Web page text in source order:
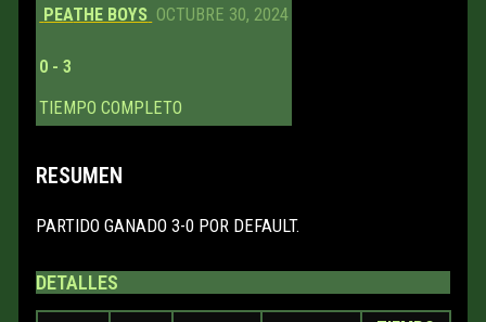
PEATHE BOYS OCTUBRE 30, 2024
0 -3
TIEMPO COMPLETO
RESUMEN
PARTIDO GANADO 3-0 POR DEFAULT.
DETALLES